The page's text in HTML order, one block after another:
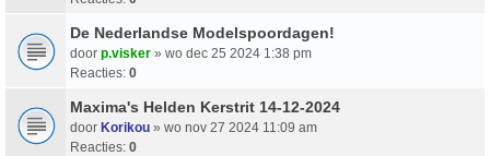
De Nederlandse Modelspoordagen!
door p.visker » wo dec 25 2024 1:38 pm
Reacties: 0
Maxima's Helden Kerstrit 14-12-2024
door Korikou » wo nov 27 2024 11:09 am
Reacties: 0